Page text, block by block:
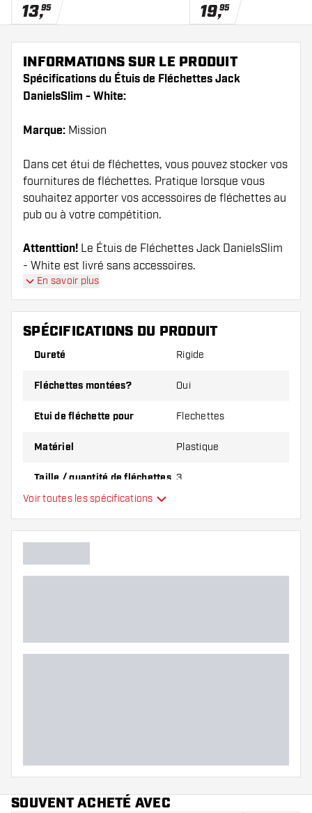
13,95 19,95
INFORMATIONS SUR LE PRODUIT
Spécifications du Étuis de Fléchettes Jack
DanielsSlim - White:
Marque: Mission
Dans cet étui de fléchettes, vous pouvez stocker vos
fournitures de fléchettes. Pratique lorsque vous
souhaitez apporter vos accessoires de fléchettes au
pub ou à votre compétition.
Attenttion! Le Étuis de Fléchettes Jack DanielsSlim
- White est livré sans accessoires.
En savoir plus
SPÉCIFICATIONS DU PRODUIT
Dureté Rigide
Fléchettes montées? Oui
Etui de fléchette pour Flechettes
Matériel Plastique
Taille / quantité de fléchettes 3
Voir toutes les spécifications
SOUVENT ACHETÉ AVEC